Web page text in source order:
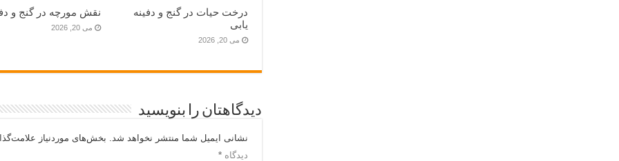
درخت حیات در گنج و دفینه
یابی
می 20, 2026
نقش مورچه در گنج و
می 20, 2026
دیدگاهتان را بنویسید
نشانی ایمیل شما منتشر نخواهد شد. بخش‌های موردنیاز
دیدگاه *